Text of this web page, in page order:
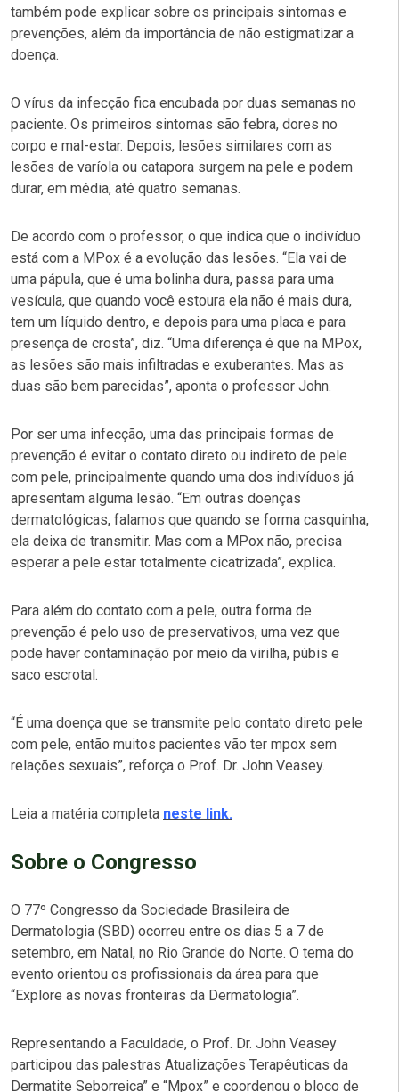
também pode explicar sobre os principais sintomas e
prevenções, além da importância de não estigmatizar a
doença.
O vírus da infecção fica encubada por duas semanas no
paciente. Os primeiros sintomas são febra, dores no
corpo e mal-estar. Depois, lesões similares com as
lesões de varíola ou catapora surgem na pele e podem
durar, em média, até quatro semanas.
De acordo com o professor, o que indica que o indivíduo
está com a MPox é a evolução das lesões. “Ela vai de
uma pápula, que é uma bolinha dura, passa para uma
vesícula, que quando você estoura ela não é mais dura,
tem um líquido dentro, e depois para uma placa e para
presença de crosta”, diz. “Uma diferença é que na MPox,
as lesões são mais infiltradas e exuberantes. Mas as
duas são bem parecidas”, aponta o professor John.
Por ser uma infecção, uma das principais formas de
prevenção é evitar o contato direto ou indireto de pele
com pele, principalmente quando uma dos indivíduos já
apresentam alguma lesão. “Em outras doenças
dermatológicas, falamos que quando se forma casquinha,
ela deixa de transmitir. Mas com a MPox não, precisa
esperar a pele estar totalmente cicatrizada”, explica.
Para além do contato com a pele, outra forma de
prevenção é pelo uso de preservativos, uma vez que
pode haver contaminação por meio da virilha, púbis e
saco escrotal.
“É uma doença que se transmite pelo contato direto pele
com pele, então muitos pacientes vão ter mpox sem
relações sexuais”, reforça o Prof. Dr. John Veasey.
Leia a matéria completa neste link.
Sobre o Congresso
O 77º Congresso da Sociedade Brasileira de
Dermatologia (SBD) ocorreu entre os dias 5 a 7 de
setembro, em Natal, no Rio Grande do Norte. O tema do
evento orientou os profissionais da área para que
“Explore as novas fronteiras da Dermatologia”.
Representando a Faculdade, o Prof. Dr. John Veasey
participou das palestras Atualizações Terapêuticas da
Dermatite Seborreica” e “Mpox” e coordenou o bloco de